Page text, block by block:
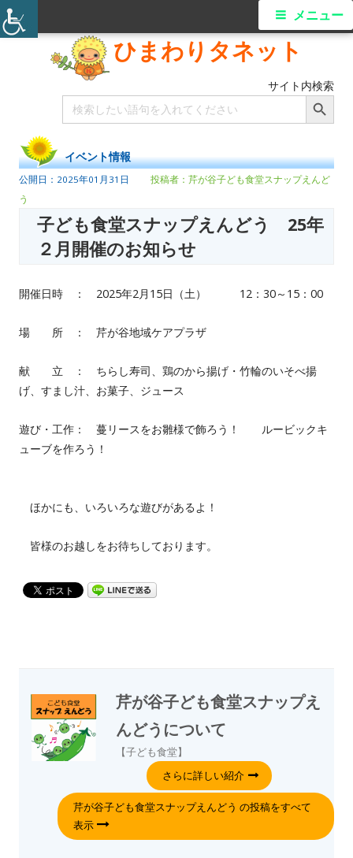
ひまわりタネット
サイト内検索
Search
for:
Search Button
メニュー
イベント情報
2025年01月31日
芹が谷子ども食堂スナップえんど
う
子ども食堂スナップえんどう 25年
２月開催のお知らせ
開催日時 ： 2025年2月15日（土） 12：30～15：00
場 所 ： 芹が谷地域ケアプラザ
献 立 ： ちらし寿司、鶏のから揚げ・竹輪のいそべ揚
げ、すまし汁、お菓子、ジュース
遊び・工作： 蔓リースをお雛様で飾ろう！ ルービックキ
ューブを作ろう！
ほかにも、いろいろな遊びがあるよ！
皆様のお越しをお待ちしております。
芹が谷子ども食堂スナップえ
んどう について
【子ども食堂】
さらに詳しい紹介
芹が谷子ども食堂スナップえんどう の投稿をすべて
表示